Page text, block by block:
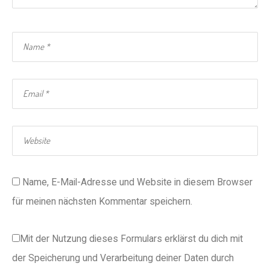
Name, E-Mail-Adresse und Website in diesem Browser
für meinen nächsten Kommentar speichern.
Mit der Nutzung dieses Formulars erklärst du dich mit
der Speicherung und Verarbeitung deiner Daten durch